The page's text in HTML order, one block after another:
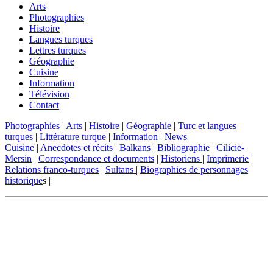
Arts
Photographies
Histoire
Langues turques
Lettres turques
Géographie
Cuisine
Information
Télévision
Contact
Photographies | Arts | Histoire | Géographie | Turc et langues
turques | Littérature turque | Information | News
Cuisine | Anecdotes et récits | Balkans | Bibliographie | Cilicie-
Mersin | Correspondance et documents | Historiens | Imprimerie |
Relations franco-turques | Sultans | Biographies de personnages
historiques |